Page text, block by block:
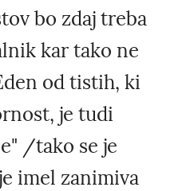
bo zdaj treba
kar tako ne
od tistih, ki
je tudi
/tako se je
imel zanimiva